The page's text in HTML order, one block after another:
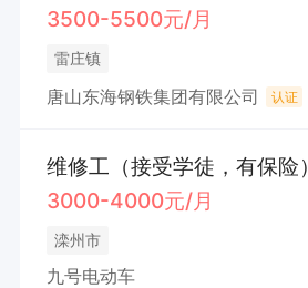
3500-5500元/月
雷庄镇
唐山东海钢铁集团有限公司 认证
维修工（接受学徒，有保险）
3000-4000元/月
滦州市
九号电动车